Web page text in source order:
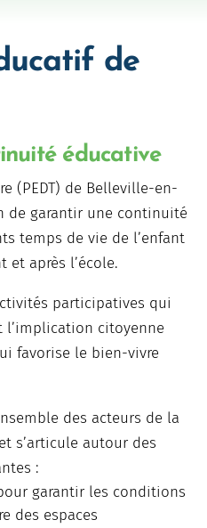
de
éducative
(PEDT) de Belleville-en-
de garantir une continuité
temps de vie de l’enfant
et après l’école.
participatives qui
l’implication citoyenne
favorise le bien-vivre
des acteurs de la
s’articule autour des
:
garantir les conditions
des espaces